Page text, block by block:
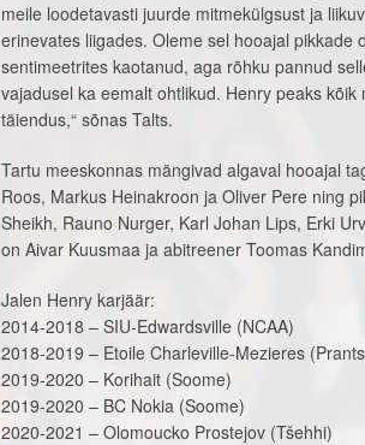
meile loodetavasti juurde mitmekülgsust ja
erinevates liigades. Oleme sel hooajal
sentimeetrites kaotanud, aga rõhku pannud
vajadusel ka eemalt ohtlikud. Henry peaks
täiendus,“ sõnas Talts.
Tartu meeskonnas mängivad algaval hooajal
Roos, Markus Heinakroon ja Oliver Pere ning
Sheikh, Rauno Nurger, Karl Johan Lips, Erki
on Aivar Kuusmaa ja abitreener Toomas
Jalen Henry karjäär:
2014-2018 – SIU-Edwardsville (NCAA)
2018-2019 – Etoile Charleville-Mezieres
2019-2020 – Korihait (Soome)
2019-2020 – BC Nokia (Soome)
2020-2021 – Olomoucko Prostejov (Tšehhi)